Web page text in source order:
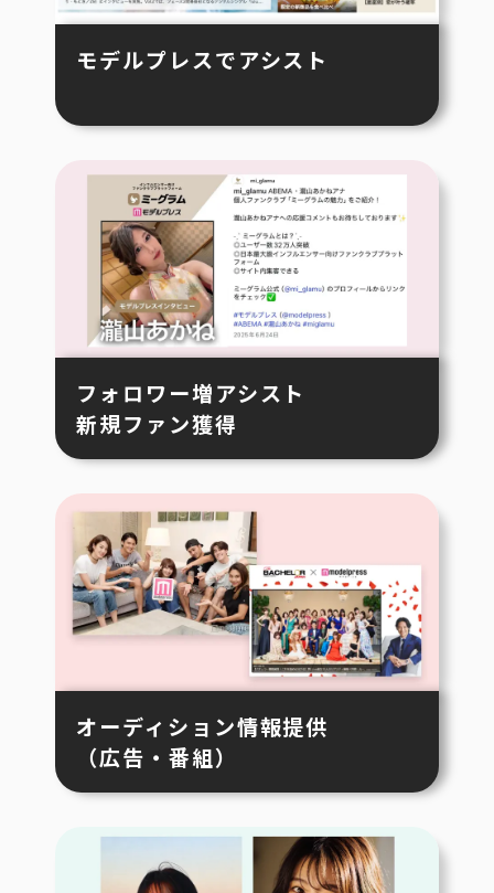
モデルプレスでアシスト
フォロワー増アシスト
新規ファン獲得
オーディション情報提供
（広告・番組）